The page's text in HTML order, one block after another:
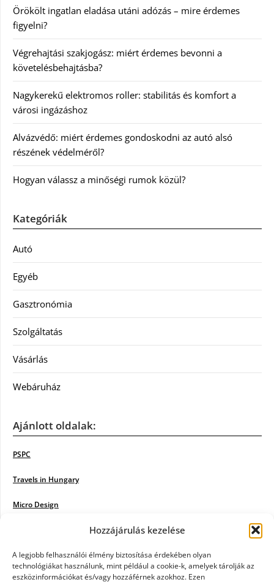
Hozzájárulás kezelése
A legjobb felhasználói élmény biztosítása érdekében olyan
technológiákat használunk, mint például a cookie-k, amelyek tárolják az
eszközinformációkat és/vagy hozzáférnek azokhoz. Ezen
Örökölt ingatlan eladása utáni adózás – mire érdemes
figyelni?
Végrehajtási szakjogász: miért érdemes bevonni a
követelésbehajtásba?
Nagykerekű elektromos roller: stabilitás és komfort a
városi ingázáshoz
Alvázvédő: miért érdemes gondoskodni az autó alsó
részének védelméről?
Hogyan válassz a minőségi rumok közül?
Kategóriák
Autó
Egyéb
Gasztronómia
Szolgáltatás
Vásárlás
Webáruház
Ajánlott oldalak:
PSPC
Travels in Hungary
Micro Design
Poiwiki
Öntözőrendszer